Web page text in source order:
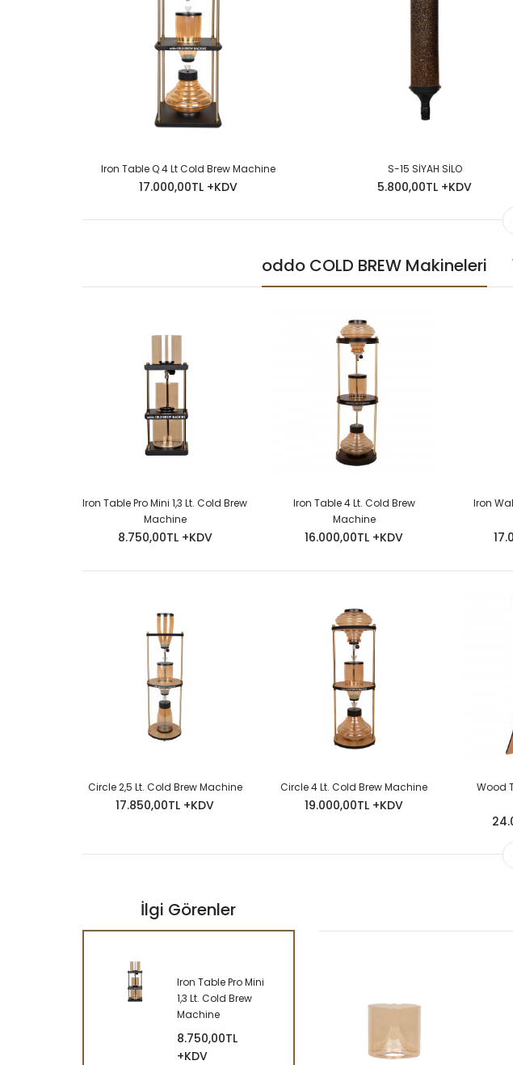
Iron Table Q 4 Lt Cold Brew Machine
17.000,00TL +KDV
S-15 SİYAH SİLO
5.800,00TL +KDV
oddo COLD BREW Makineleri
Iron Table Pro Mini 1,3 Lt. Cold Brew
Machine
8.750,00TL +KDV
Iron Table 4 Lt. Cold Brew
Machine
16.000,00TL +KDV
Iron
Circle 2,5 Lt. Cold Brew Machine
17.850,00TL +KDV
Circle 4 Lt. Cold Brew Machine
19.000,00TL +KDV
Wood
İlgi Görenler
Iron Table Pro Mini
1,3 Lt. Cold Brew
Machine
8.750,00TL
+KDV